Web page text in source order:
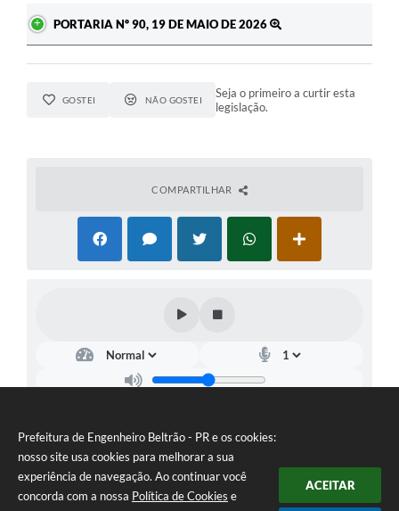
Prefeitura de Engenheiro Beltrão - PR e os cookies:
nosso site usa cookies para melhorar a sua
experiência de navegação. Ao continuar você
concorda com a nossa Política de Cookies e
ACEITAR
PORTARIA Nº 90, 19 DE MAIO DE 2026
GOSTEI NÃO GOSTEI
Seja o primeiro a curtir esta
legislação.
COMPARTILHAR